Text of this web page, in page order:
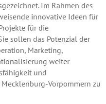
Im Rahmen des
innovative Ideen für
für die
sollen das Potenzial der
Marketing,
weiter
und
Vorpommern zu